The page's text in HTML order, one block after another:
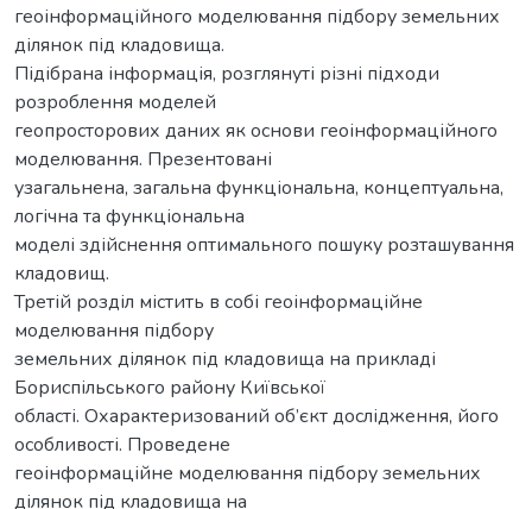
геоінформаційного моделювання підбору земельних
ділянок під кладовища.
Підібрана інформація, розглянуті різні підходи
розроблення моделей
геопросторових даних як основи геоінформаційного
моделювання. Презентовані
узагальнена, загальна функціональна, концептуальна,
логічна та функціональна
моделі здійснення оптимального пошуку розташування
кладовищ.
Третій розділ містить в собі геоінформаційне
моделювання підбору
земельних ділянок під кладовища на прикладі
Бориспільського району Київської
області. Охарактеризований об’єкт дослідження, його
особливості. Проведене
геоінформаційне моделювання підбору земельних
ділянок під кладовища на